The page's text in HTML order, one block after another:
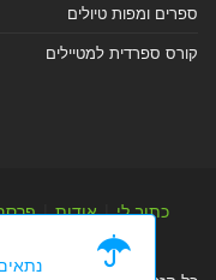
ספרים ומפות טיולים
קורס ספרדית למטיילים
כתוב לי|אודות|